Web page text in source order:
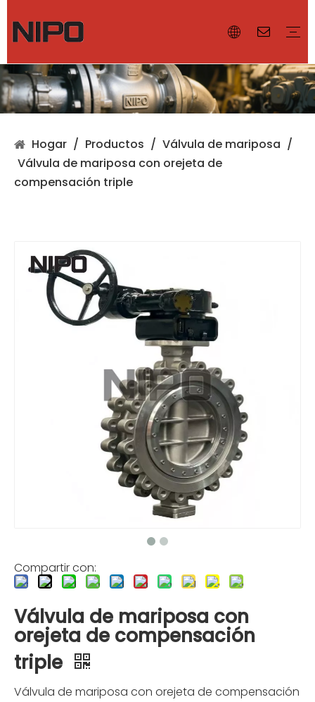
Hogar / Productos / Válvula de mariposa /
Válvula de mariposa con orejeta de
compensación triple
Compartir con:
Válvula de mariposa con
orejeta de compensación
triple
Válvula de mariposa con orejeta de compensación